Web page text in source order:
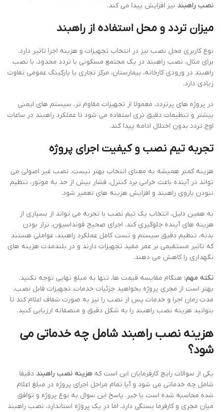
نصب راهبند نیز افزایش پیدا می کند.
میزان تردد و محل استفاده از راهبند
نوع کاربری محل نصب نیز در انتخاب تجهیزات و هزینه اجرا تاثیر دارد.
برای مثال، نصب راهبند در یک مجتمع مسکونی با تردد محدود، با نصب
راهبند در ورودی کارخانه، بیمارستان، مرکز تجاری یا پارکینگ عمومی تفاوت
زیادی دارد.
در پروژه های پرتردد، معمولا از تجهیزات مقاوم تر، سیستم های ایمنی
بیشتر و تنظیمات دقیق تری استفاده می شود تا عملکرد راهبند در ساعات
اوج تردد بدون اختلال ادامه پیدا کند.
تجربه تیم نصب و کیفیت اجرای پروژه
هزینه کمتر همیشه به معنای انتخاب بهتر نیست. نصب غیر اصولی می
تواند در آینده باعث خرابی برد کنترل، فشار بیش از حد به موتور، تنظیم
نبودن بازوی راهبند و افزایش هزینه های تعمیر شود.
به همین دلیل، انتخاب یک تیم نصب با تجربه می تواند از بسیاری از
هزینه های آینده جلوگیری کند. اجرای صحیح فونداسیون، تراز بودن
بدنه، تنظیم دقیق سیستم و تست کامل عملکرد راهبند، عواملی هستند
که تاثیر مستقیمی بر عمر مفید تجهیزات دارند و در بلندمدت هزینه های
نگهداری را کاهش می دهند.
نکته مهم: هنگام مقایسه قیمت ها، تنها به مبلغ نهایی توجه نکنید.
بهتر است از مجری پروژه بخواهید جزئیات خدمات، تجهیزات قابل نصب،
مدت زمان اجرا و خدمات پس از نصب را نیز به صورت شفاف اعلام کند تا
بتوانید هزینه نصب راهبند را به شکل دقیق و منصفانه ارزیابی کنید.
هزینه نصب راهبند شامل چه خدماتی می
شود؟
یکی از سوالات رایج کارفرمایان این است که هزینه نصب راهبند دقیقا
شامل چه خدماتی می شود و آیا تمام مراحل اجرای پروژه در مبلغ اعلام
شده محاسبه شده است یا خیر. پاسخ این سوال به نوع پروژه و توافق
میان مجری و کارفرما بستگی دارد، اما در یک پروژه استاندارد، نصب راهبند